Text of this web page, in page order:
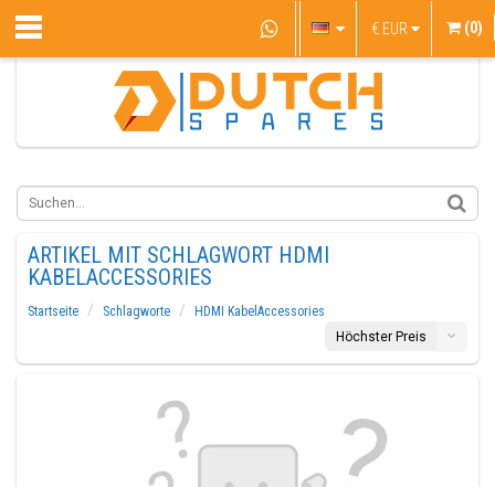
€ EUR (0)
ARTIKEL MIT SCHLAGWORT HDMI
KABELACCESSORIES
Startseite Schlagworte
HDMI KabelAccessories
Höchster Preis